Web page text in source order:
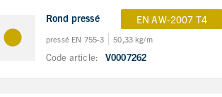
Rond pressé EN AW-2007 T4
pressé EN 755-3 50,33 kg/m
Code article: V0007262